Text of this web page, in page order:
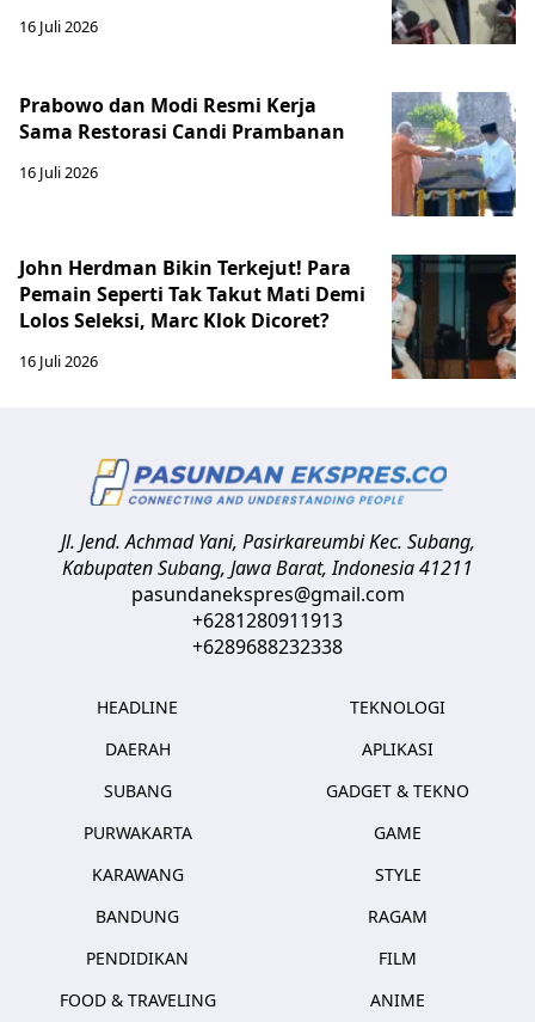
16 Juli 2026
Prabowo dan Modi Resmi Kerja
Sama Restorasi Candi Prambanan
16 Juli 2026
John Herdman Bikin Terkejut! Para
Pemain Seperti Tak Takut Mati Demi
Lolos Seleksi, Marc Klok Dicoret?
16 Juli 2026
Jl. Jend. Achmad Yani, Pasirkareumbi Kec. Subang,
Kabupaten Subang, Jawa Barat,Indonesia41211
pasundanekspres@gmail.com
+6281280911913
+6289688232338
HEADLINE
DAERAH
SUBANG
PURWAKARTA
KARAWANG
BANDUNG
PENDIDIKAN
FOOD & TRAVELING
TEKNOLOGI
APLIKASI
GADGET & TEKNO
GAME
STYLE
RAGAM
FILM
ANIME